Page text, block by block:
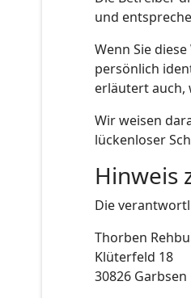
und
Wenn Sie
persönlich
erläutert auch,
Wir weisen
lückenloser
Hinweis
Die
Thorben
Klüterfeld 18
30826 Garbsen